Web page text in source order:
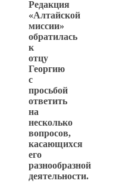
Редакция
«Алтайской
миссии»
обратилась
к
отцу
Георгию
с
просьбой
ответить
на
несколько
вопросов,
касающихся
его
разнообразной
деятельности.